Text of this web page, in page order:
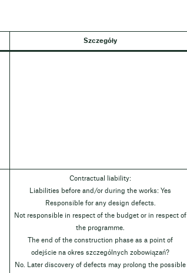
Szczegóły
Contractual liability:
Liabilities before and/or during the works: Yes
Responsible for any design defects.
Not responsible in respect of the budget or in respect of
the programme.
The end of the construction phase as a point of
odejście na okres szczególnych zobowiązań?
No. Later discovery of defects may prolong the possible